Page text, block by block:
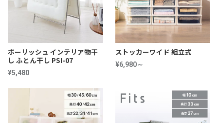
ポーリッシュ インテリア物干
し ふとん干し PSI-07
¥5,480
ストッカーワイド 組立式
¥6,980～